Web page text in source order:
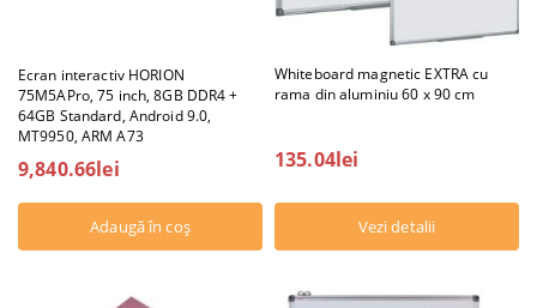
Ecran interactiv HORION
75M5APro, 75 inch, 8GB DDR4 +
64GB Standard, Android 9.0,
MT9950, ARM A73
9,840.66lei
Whiteboard magnetic EXTRA cu
rama din aluminiu 60 x 90 cm
135.04lei
Vezi detalii